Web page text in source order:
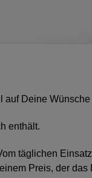
auf Deine
enthält.
täglichen
Preis, der das